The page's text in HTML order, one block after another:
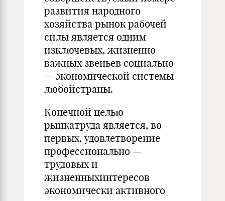
развития народного
хозяйства рынок рабочей
силы является одним
изключевых, жизненно
важных звеньев социально
— экономической системы
любойстраны.
Конечной целью
рынкатруда является, во-
первых, удовлетворение
профессионально —
трудовых и
жизненныхинтересов
экономически активного